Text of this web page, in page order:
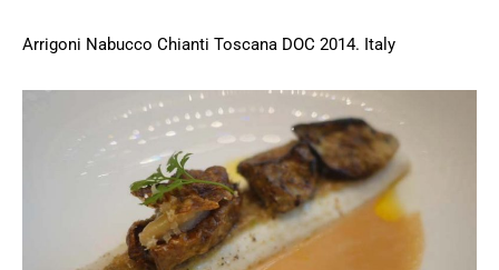
Arrigoni Nabucco Chianti Toscana DOC 2014. Italy